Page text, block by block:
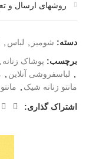
روشهای ارسال و
دسته: شومیز لباس
برچسب: پوشاک زنانه
لباسفروشی آنلاین
مانتو زنانه شیک
اشتراک گذاری: